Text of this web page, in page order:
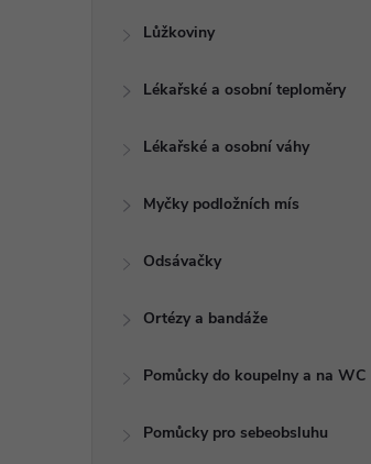
Lůžkoviny
Lékařské a osobní teploměry
Lékařské a osobní váhy
Myčky podložních mís
Odsávačky
Ortézy a bandáže
Pomůcky do koupelny a na WC
Pomůcky pro sebeobsluhu